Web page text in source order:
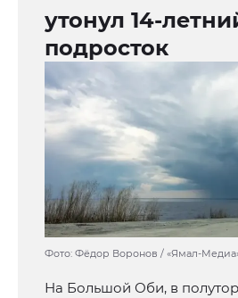
утонул 14-
подросток
Фото: Фёдор Воронов / «Ямал-
На Большой Оби, в